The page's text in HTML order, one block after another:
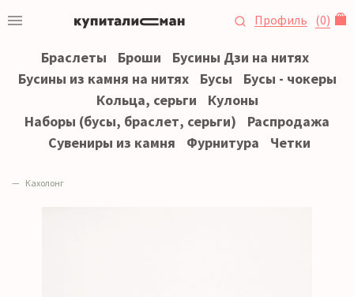
Профиль (0)
Браслеты Броши
Бусины Дзи на нитях
Бусины из камня на нитях
Бусы
Бусы - чокеры
Кольца, серьги
Кулоны
Наборы (бусы, браслет, серьги)
Распродажа
Сувениры из камня
Фурнитура Четки
Кахолонг